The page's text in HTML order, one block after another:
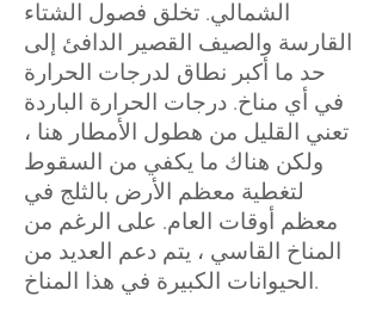
الشمالي. تخلق فصول الشتاء
القارسة والصيف القصير الدافئ إلى
حد ما أكبر نطاق لدرجات الحرارة
في أي مناخ. درجات الحرارة الباردة
تعني القليل من هطول الأمطار هنا ،
ولكن هناك ما يكفي من السقوط
لتغطية معظم الأرض بالثلج في
معظم أوقات العام. على الرغم من
المناخ القاسي ، يتم دعم العديد من
الحيوانات الكبيرة في هذا المناخ.